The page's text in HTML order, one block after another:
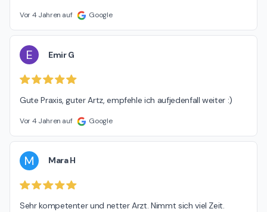
Vor 4 Jahren auf Google
E Emir G
Gute Praxis, guter Artz, empfehle ich aufjedenfall weiter :)
Vor 4 Jahren auf Google
M Mara H
Sehr kompetenter und netter Arzt. Nimmt sich viel Zeit.